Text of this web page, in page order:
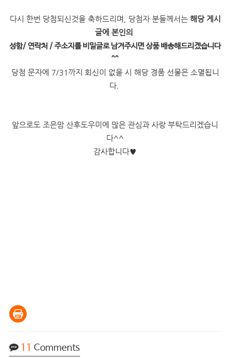
다시 한번 당첨되신것을 축하드리며, 당첨자 분들께서는 해당 게시
글에 본인의
성함/ 연락처 / 주소지를 비밀글로 남겨주시면 상품 배송해드리겠습니다
^^
당첨 문자에 7/31까지 회신이 없을 시 해당 경품 선물은 소멸됩니
다.
앞으로도 조은맘 산후도우미에 많은 관심과 사랑 부탁드리겠습니
다^^
감사합니다♥
11 Comments